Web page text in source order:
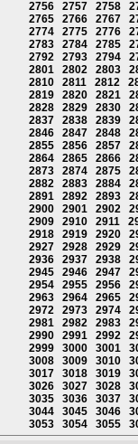
2756
2757 2758
2765
2766 2767
2774
2775 2776
2783
2784 2785
2792
2793 2794
2801
2802 2803
2810
2811 2812
2819
2820 2821
2828
2829 2830
2837
2838 2839
2846
2847 2848
2855
2856 2857
2864
2865 2866
2873
2874 2875
2882
2883 2884
2891
2892 2893
2900
2901 2902
2909
2910 2911
2918
2919 2920
2927
2928 2929
2936
2937 2938
2945
2946 2947
2954
2955 2956
2963
2964 2965
2972
2973 2974
2981
2982 2983
2990
2991 2992
2999
3000 3001
3008
3009 3010
3017
3018 3019
3026
3027 3028
3035
3036 3037
3044
3045 3046
3053
3054 3055